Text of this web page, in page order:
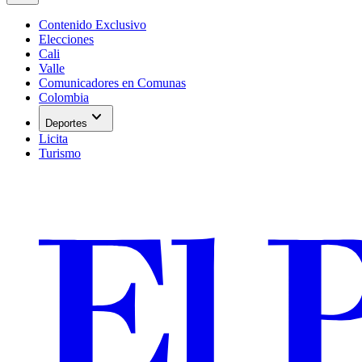
Contenido Exclusivo
Elecciones
Cali
Valle
Comunicadores en Comunas
Colombia
Deportes expand_more
Licita
Turismo